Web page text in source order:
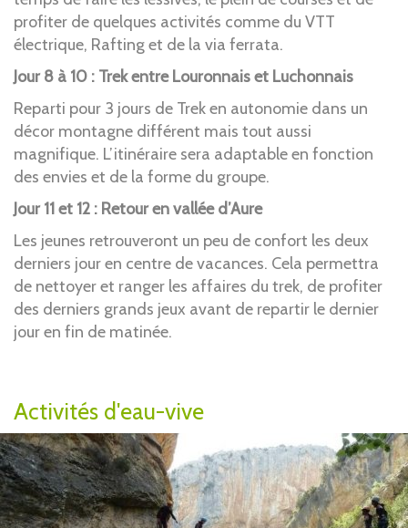
profiter de quelques activités comme du VTT
électrique, Rafting et de la via ferrata.
Jour 8 à 10 : Trek entre Louronnais et Luchonnais
Reparti pour 3 jours de Trek en autonomie dans un
décor montagne différent mais tout aussi
magnifique. L’itinéraire sera adaptable en fonction
des envies et de la forme du groupe.
Jour 11 et 12 : Retour en vallée d’Aure
Les jeunes retrouveront un peu de confort les deux
derniers jour en centre de vacances. Cela permettra
de nettoyer et ranger les affaires du trek, de profiter
des derniers grands jeux avant de repartir le dernier
jour en fin de matinée.
Activités d'eau-vive